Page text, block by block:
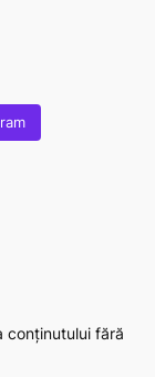
conținutului fără